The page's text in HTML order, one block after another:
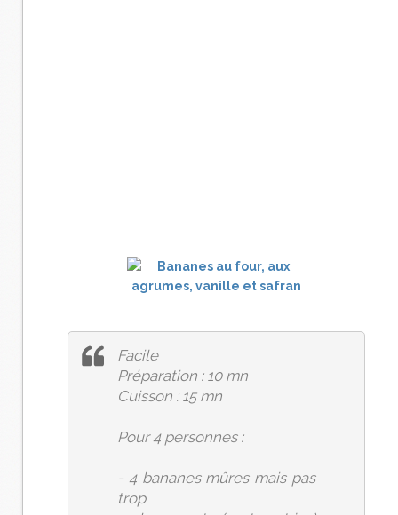
Facile
Préparation : 10 mn
Cuisson : 15 mn
Pour 4 personnes :
- 4 bananes mûres mais pas
trop